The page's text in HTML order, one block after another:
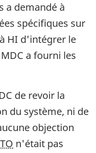
a demandé à
spécifiques sur
HI d'intégrer le
a fourni les
de revoir la
du système, ni de
objection
n'était pas